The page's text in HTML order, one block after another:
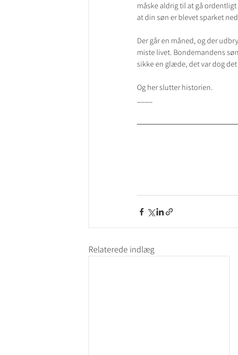
måske aldrig til at gå
at din søn er blevet sparket
Der går en måned, og der
miste livet. Bondemandens
sikke en glæde, det var dog det
Og her slutter historien.
Relaterede indlæg